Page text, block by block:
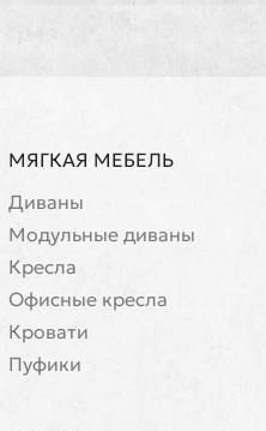
МЯГКАЯ МЕБЕЛЬ
Диваны
Модульные диваны
Кресла
Офисные кресла
Кровати
Пуфики